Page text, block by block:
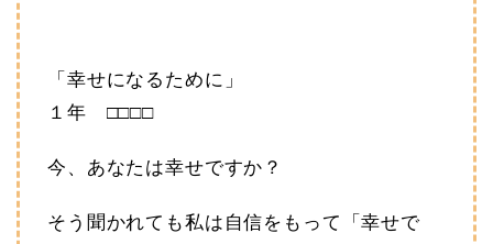
「幸せになるために」
１年 □□□□
今、あなたは幸せですか？
そう聞かれても私は自信をもって「幸せで